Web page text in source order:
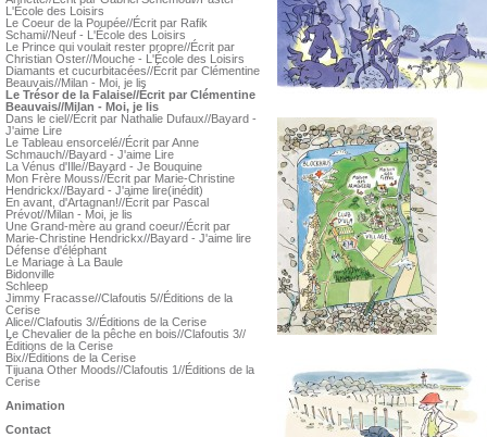
L'École des Loisirs
Le Coeur de la Poupée//Écrit par Rafik
Schami//Neuf - L'École des Loisirs
Le Prince qui voulait rester propre//Écrit par
Christian Oster//Mouche - L'École des Loisirs
Diamants et cucurbitacées//Écrit par Clémentine
Beauvais//Milan - Moi, je lis
Le Trésor de la Falaise//Écrit par Clémentine
Beauvais//Milan - Moi, je lis
Dans le ciel//Écrit par Nathalie Dufaux//Bayard -
J'aime Lire
Le Tableau ensorcelé//Écrit par Anne
Schmauch//Bayard - J'aime Lire
La Vénus d'Ille//Bayard - Je Bouquine
Mon Frère Mouss//Écrit par Marie-Christine
Hendrickx//Bayard - J'aime lire(inédit)
En avant, d'Artagnan!//Écrit par Pascal
Prévot//Milan - Moi, je lis
Une Grand-mère au grand coeur//Écrit par
Marie-Christine Hendrickx//Bayard - J'aime lire
Défense d'éléphant
Le Mariage à La Baule
Bidonville
Schleep
Jimmy Fracasse//Clafoutis 5//Éditions de la
Cerise
Alice//Clafoutis 3//Éditions de la Cerise
Le Chevalier de la pêche en bois//Clafoutis 3//
Éditions de la Cerise
Bix//Éditions de la Cerise
Tijuana Other Moods//Clafoutis 1//Éditions de la
Cerise
Animation
Contact